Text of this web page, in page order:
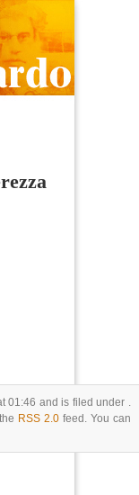
01:46 and is filed under .
RSS 2.0 feed. You can